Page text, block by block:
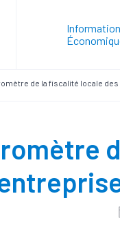
de la fiscalité locale